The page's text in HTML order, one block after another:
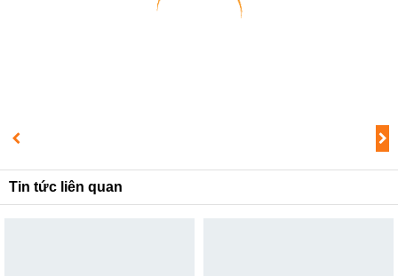
3
Tin tức liên quan